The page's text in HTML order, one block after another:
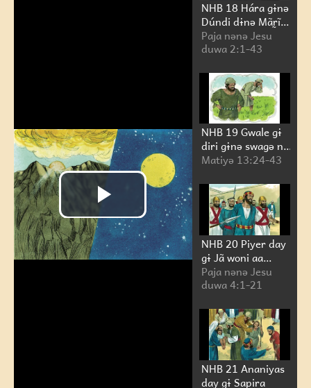
NHB 18 Hára gɨnə
Dúndi dɨnə Mãr̰ĩ
duwa
Paja nənə Jesu
duwa 2:1-43
NHB 19 Gwale gɨ
diri gɨnə swagə nə
lade me barɨm me
Matiyə 13:24-43
NHB 20 Piyer day
gɨ Jã woni aa
sariya dɨrəgɨ lə
Paja nənə Jesu
duwa 4:1-21
NHB 21 Ananiyas
day gɨ Sapira